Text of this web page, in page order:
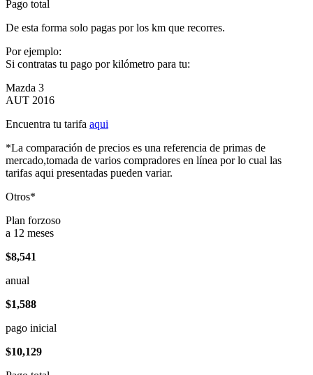
Pago total
De esta forma solo pagas por los km que recorres.
Por ejemplo:
Si contratas tu pago por kilómetro para tu:
Mazda 3
AUT 2016
Encuentra tu tarifa aqui
*La comparación de precios es una referencia de primas de
mercado,tomada de varios compradores en línea por lo cual las
tarifas aqui presentadas pueden variar.
Otros*
Plan forzoso
a 12 meses
$8,541
anual
$1,588
pago inicial
$10,129